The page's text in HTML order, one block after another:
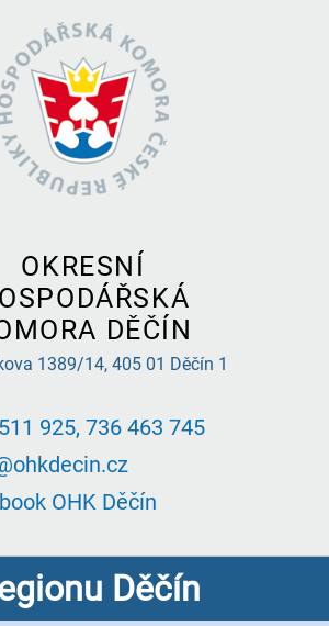
OKRESNÍ
DĚČÍN
1389/14, 405 01 Děčín 1
925, 736 463 745
OHK Děčín
Děčín